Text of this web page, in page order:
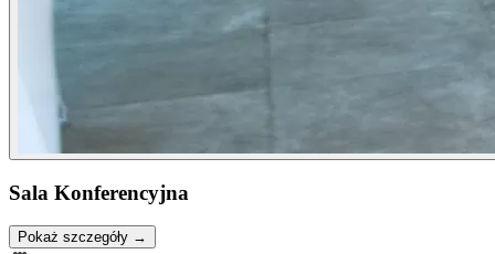
Sala Konferencyjna
Pokaż szczegóły →